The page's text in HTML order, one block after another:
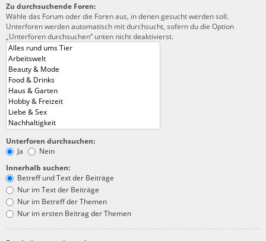
Zu durchsuchende Foren:
Wähle das Forum oder die Foren aus, in denen gesucht werden soll.
Unterforen werden automatisch mit durchsucht, sofern du die Option
„Unterforen durchsuchen“ unten nicht deaktivierst.
Unterforen durchsuchen:
Ja
Nein
Innerhalb suchen:
Betreff und Text der Beiträge
Nur im Text der Beiträge
Nur im Betreff der Themen
Nur im ersten Beitrag der Themen